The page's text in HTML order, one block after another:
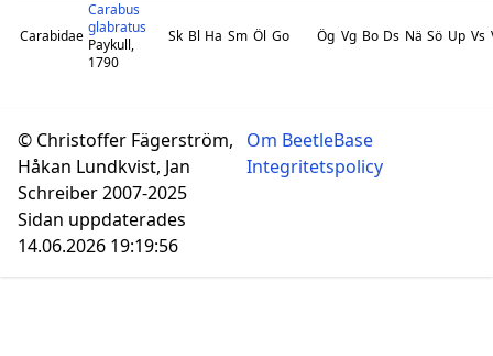
Carabidae
Carabus
glabratus
Paykull,
1790
Sk Bl Ha Sm Öl Go Ög Vg Bo Ds Nä Sö Up Vs
© Christoffer Fägerström,
Håkan Lundkvist, Jan
Schreiber 2007-2025
Sidan uppdaterades
14.06.2026 19:19:56
Om BeetleBase
Integritetspolicy